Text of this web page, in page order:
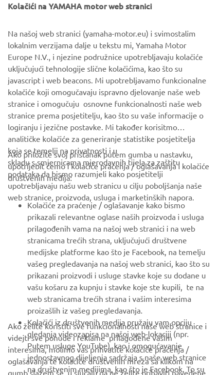
Yamaha Motor Europe
MORE CORPORATE NEWS
CORPORATE
FOR BUSINESS
MORE YAMAHA
SUPPORT
BILTEN
Budite prvi koji će saznati o najnovijim ponudama, posebnim
događajima, novim izdanjima i još mnogo toga
PRETPLATITE SE
Kolačići na YAMAHA motor web stranici
Na našoj web stranici (yamaha-motor.eu) i svimostalim
lokalnim verzijama dalje u tekstu mi, Yamaha Motor
Europe N.V., i njezine podružnice upotrebljavaju kolačiće
uključujući tehnologije slične kolačićima, kao što su
javascript i web beacons. Mi upotrebljavamo funkcionalne
kolačiće koji omogučavaju ispravno djelovanje naše web
stranice i omogučuju osnovne funkcionalnosti naše web
stranice prema posjetitelju, kao što su vaše informacije o
logiranju i jezične postavke. Mi također korisitmo
analitičke kolačiće za generiranje statistike posjetitelja
koja se temelji na privatnosti i u
skladu s smjernicama mjerodavnih tijela za zaštitu
podataka da bismo razumjeli kako posjetitelji
upotrebljavaju našu web stranicu u cilju poboljšanja naše
web stranice, proizvoda, usluga i marketinških napora.
Ako priložite svoj pristanak putem gumba u nastavku,
upotrijebit ćemo i kolačiće praćenja / oglašavanja i kolačiće
društvenih medija:
Kolačiće za praćenje / oglašavanje kako bismo
prikazali relevantne oglase naših proizvoda i usluga
prilagođenih vama na našoj web stranici i na web
stranicama trećih strana, uključujući društvene
medijske platforme kao što je Facebook, na temelju
vašeg pregledavanja na našoj web stranici, kao što su
prikazani proizvodi i usluge stavke koje su dodane u
vašu košaru za kupnju i stavke koje ste kupili, te na
web stranicama trećih strana i vašim interesima
proizašlih iz vašeg pregledavanja.
Kolačići iz društvenih medija pružaju vam opciju
gledanja videozapisa na našoj web-lokaciji (npr.
Putem usluge YouTube), kao i omogućavanje
jednostavnog dijeljenja sadržaja s naše web stranice
na društvenim medijima, kao što je Facebook. To su
Ako želite koristiti sve funkcionalnosti naše web stranice i
videjti sve ponude i reklame prilagođene vašim
interesima, molimo vas prihvatite kolačiće praćenja /
oglašavanja te kolačiće društvenih mreža sa klikom na
gumb slažem se. u slučaju da ne želite prihaviti navedene